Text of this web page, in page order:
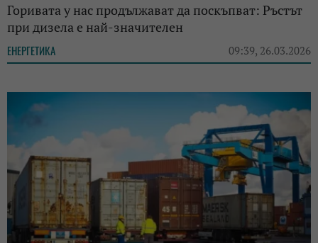
Горивата у нас продължават да поскъпват: Ръстът
при дизела е най-значителен
ЕНЕРГЕТИКА 09:39, 26.03.2026